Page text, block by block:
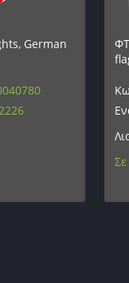
German